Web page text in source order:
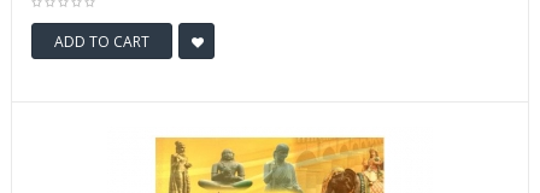
ADD TO CART